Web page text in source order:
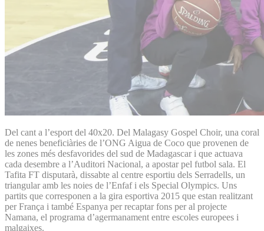
Del cant a l’esport del 40x20. Del Malagasy Gospel Choir, una coral
de nenes beneficiàries de l’ONG Aigua de Coco que provenen de
les zones més desfavorides del sud de Madagascar i que actuava
cada desembre a l’Auditori Nacional, a apostar pel futbol sala. El
Tafita FT disputarà, dissabte al centre esportiu dels Serradells, un
triangular amb les noies de l’Enfaf i els Special Olympics. Uns
partits que corresponen a la gira esportiva 2015 que estan realitzant
per França i també Espanya per recaptar fons per al projecte
Namana, el programa d’agermanament entre escoles europees i
malgaixes.